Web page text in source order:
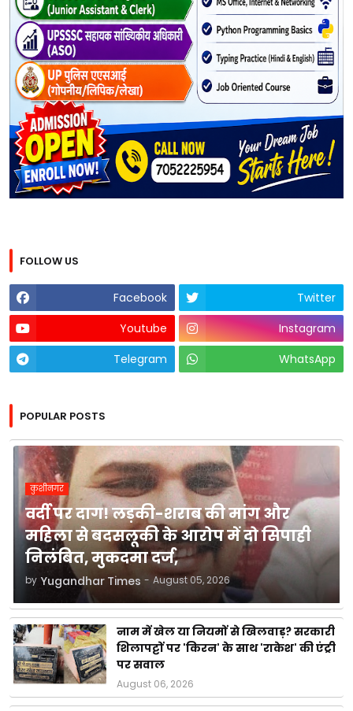
FOLLOW US
Facebook
Twitter
Youtube
Instagram
Telegram
WhatsApp
POPULAR POSTS
कुशीनगर
वर्दी पर दाग! लड़की-शराब की मांग और
महिला से बदसलूकी के आरोप में दो सिपाही
निलंबित, मुकदमा दर्ज,
by Yugandhar Times - August 05, 2026
नाम में खेल या नियमों से खिलवाड़? सरकारी
शिलापट्टों पर 'किरन' के साथ 'राकेश' की एंट्री
पर सवाल
August 06, 2026